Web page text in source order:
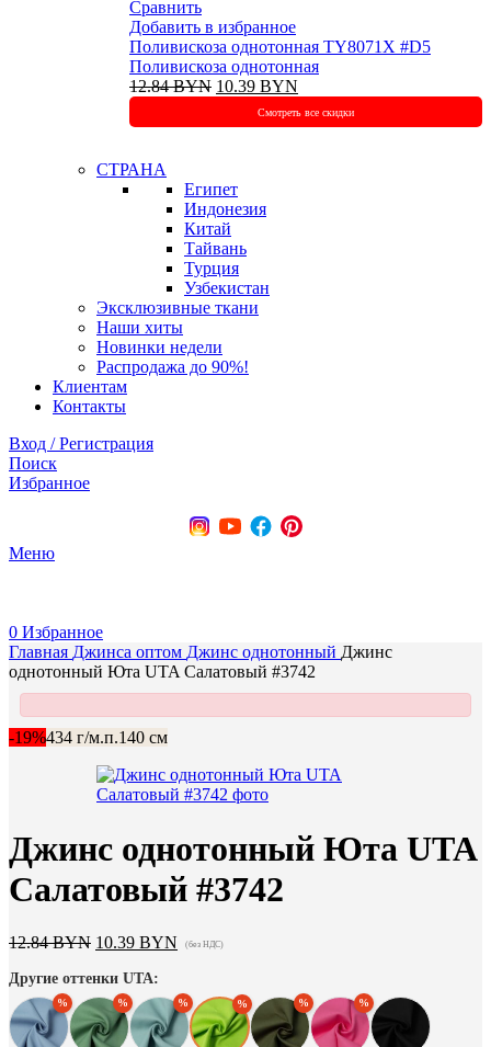
Сравнить
Добавить в избранное
Поливискоза однотонная TY8071X #D5
Поливискоза однотонная
12.84BYN Первоначальная
составляла
10.39 BYN
10.39 BYN.
Смотреть все скидки
СТРАНА
Египет
Индонезия
Китай
Тайвань
Турция
Узбекистан
Эксклюзивные ткани
Наши хиты
Новинки недели
Распродажа до 90%!
Клиентам
Контакты
Вход / Регистрация
Поиск
Избранное
Меню
0 Избранное
Главная Джинса оптом Джинс однотонный Джинс
однотонный Юта UTA Салатовый #3742
-19%434 г/м.п.140 см
Джинс однотонный Юта UTA
Салатовый #3742
12.84BYN Первоначальная
составляла
12.84 BYN.
10.39 BYN Текущая
(без НДС)
Другие оттенки UTA: